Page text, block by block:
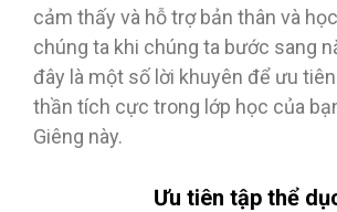
cảm thấy và hỗ trợ bản thân và
chúng ta khi chúng ta bước sang
đây là một số lời khuyên để ưu
thần tích cực trong lớp học của
Giêng này.
Ưu tiên tập thể